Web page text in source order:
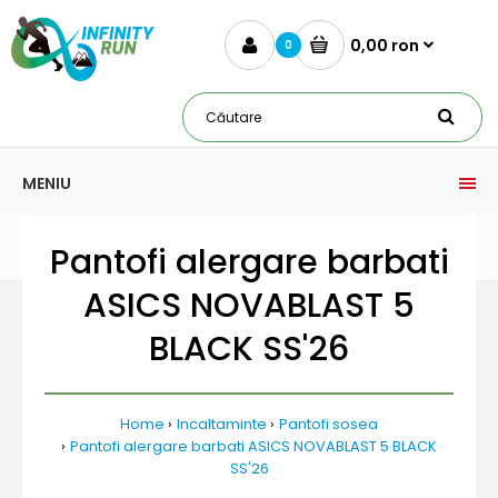
0 0,00 ron
MENIU
Pantofi alergare barbati
ASICS NOVABLAST 5
BLACK SS'26
Home Incaltaminte
Pantofi sosea
Pantofi alergare barbati ASICS NOVABLAST 5 BLACK
SS'26